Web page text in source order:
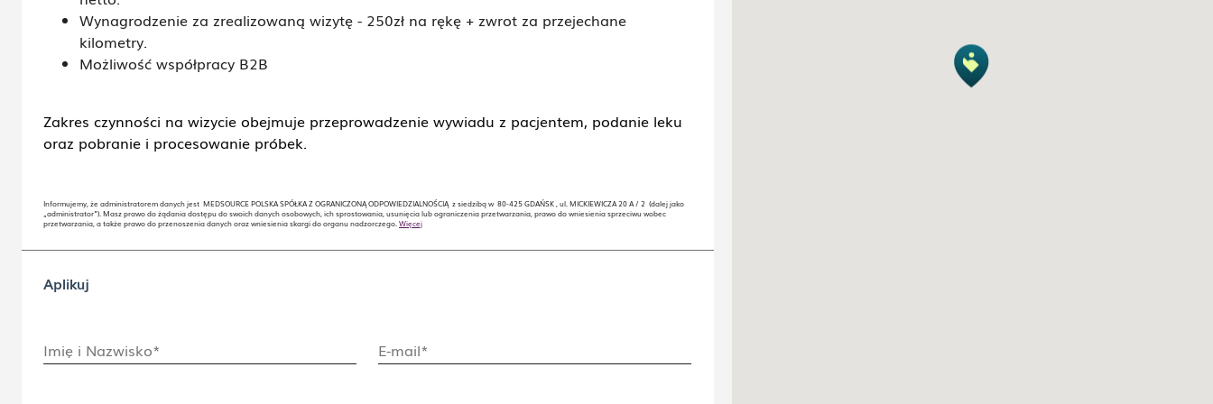
Wynagrodzenie za zrealizowaną wizytę - 250zł na rękę + zwrot za przejechane
kilometry.
Możliwość współpracy B2B
Zakres czynności na wizycie obejmuje przeprowadzenie wywiadu z pacjentem, podanie leku
oraz pobranie i procesowanie próbek.
Informujemy, że administratorem danych jest MEDSOURCE POLSKA SPÓŁKA Z OGRANICZONĄ ODPOWIEDZIALNOŚCIĄ z siedzibą w 80-425 GDAŃSK , ul. MICKIEWICZA 20 A / 2 (dalej jako
„administrator”). Masz prawo do żądania dostępu do swoich danych osobowych, ich sprostowania, usunięcia lub ograniczenia przetwarzania, prawo do wniesienia sprzeciwu wobec
przetwarzania, a także prawo do przenoszenia danych oraz wniesienia skargi do organu nadzorczego. Więcej
Aplikuj
Imię i Nazwisko* E-mail*